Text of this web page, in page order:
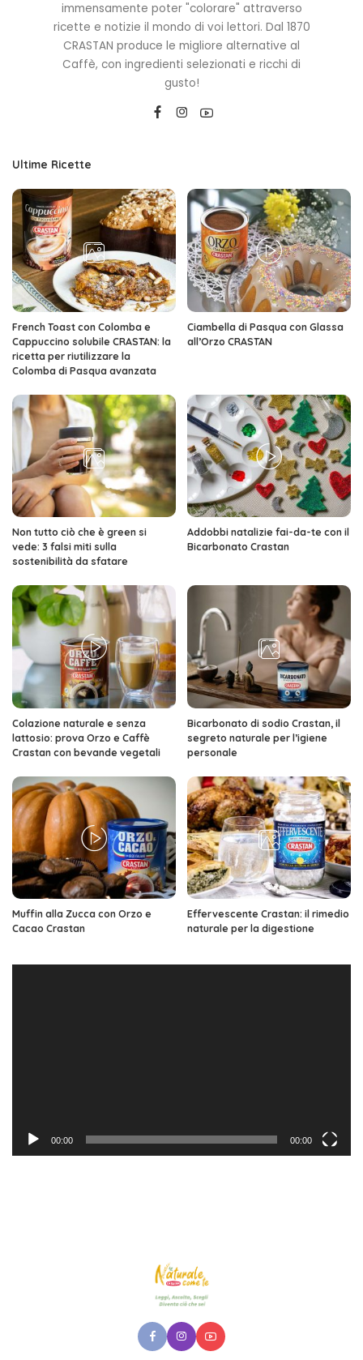
immensamente poter "colorare" attraverso
ricette e notizie il mondo di voi lettori. Dal 1870
CRASTAN produce le migliore alternative al
Caffè, con ingredienti selezionati e ricchi di
gusto!
Ultime Ricette
French Toast con Colomba e
Cappuccino solubile CRASTAN: la
ricetta per riutilizzare la
Colomba di Pasqua avanzata
Ciambella di Pasqua con Glassa
all’Orzo CRASTAN
Non tutto ciò che è green si
vede: 3 falsi miti sulla
sostenibilità da sfatare
Addobbi natalizie fai-da-te con il
Bicarbonato Crastan
Colazione naturale e senza
lattosio: prova Orzo e Caffè
Crastan con bevande vegetali
Bicarbonato di sodio Crastan, il
segreto naturale per l’igiene
personale
Muffin alla Zucca con Orzo e
Cacao Crastan
Effervescente Crastan: il rimedio
naturale per la digestione
00:00 00:00